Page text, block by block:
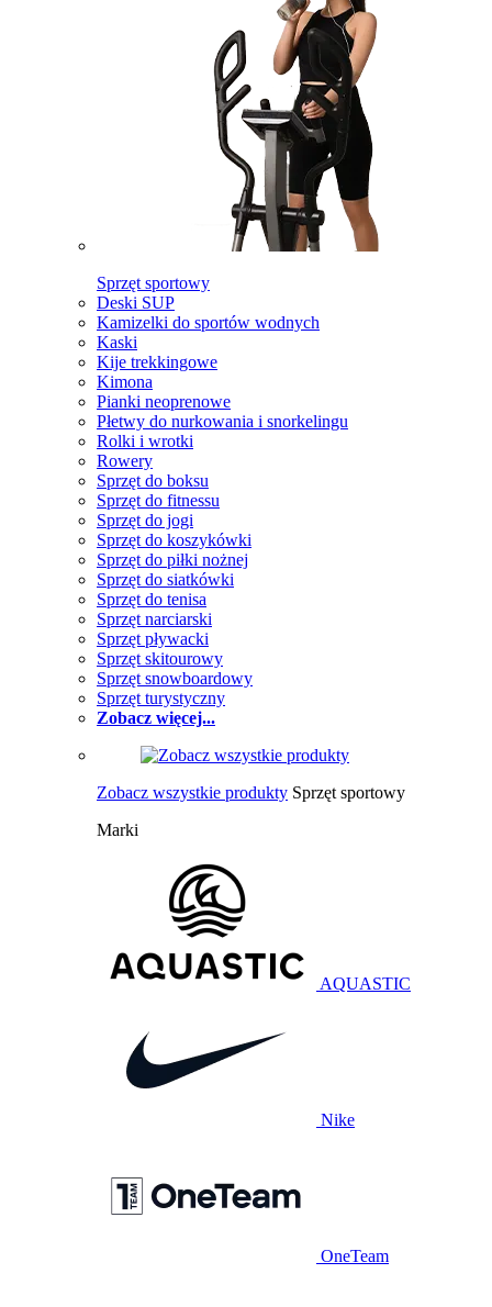
Sprzęt sportowy
Deski SUP
Kamizelki do sportów wodnych
Kaski
Kije trekkingowe
Kimona
Pianki neoprenowe
Płetwy do nurkowania i snorkelingu
Rolki i wrotki
Rowery
Sprzęt do boksu
Sprzęt do fitnessu
Sprzęt do jogi
Sprzęt do koszykówki
Sprzęt do piłki nożnej
Sprzęt do siatkówki
Sprzęt do tenisa
Sprzęt narciarski
Sprzęt pływacki
Sprzęt skitourowy
Sprzęt snowboardowy
Sprzęt turystyczny
Zobacz więcej...
Zobacz wszystkie produkty Sprzęt sportowy
Marki
AQUASTIC
Nike
OneTeam